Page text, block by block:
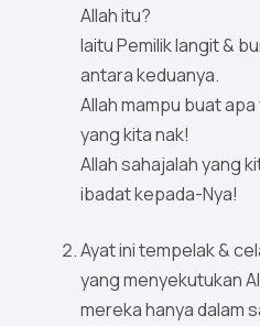
Allah itu?
Iaitu Pemilik langit &
antara keduanya.
Allah mampu buat
yang kita nak!
Allah sahajalah yang
ibadat kepada-Nya!
Ayat ini tempelak &
yang menyekutukan
mereka hanya dalam